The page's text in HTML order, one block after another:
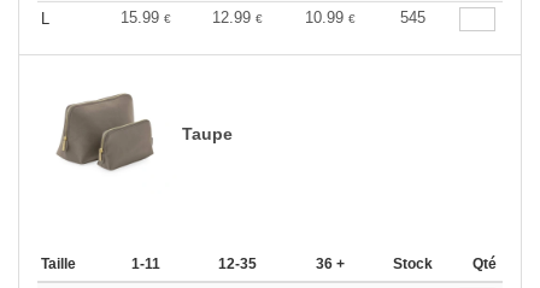
L
15.99 € 12.99 € 10.99 € 545
Taupe
Taille 1-11 12-35 36 + Stock Qté